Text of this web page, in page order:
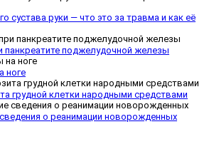
сустава руки — что это за травма и как её
панкреатите поджелудочной железы
ноге
грудной клетки народными средствами
о реанимации новорожденных